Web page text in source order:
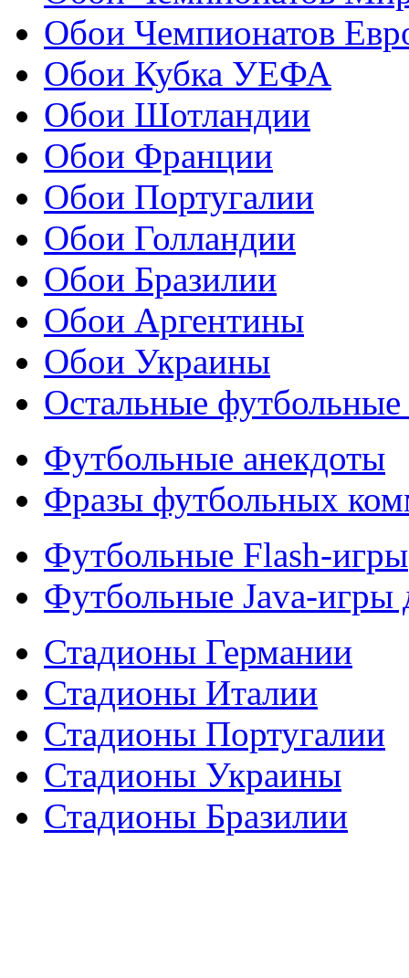
Обои Чемпионатов
Обои Кубка УЕФА
Обои Шотландии
Обои Франции
Обои Португалии
Обои Голландии
Обои Бразилии
Обои Аргентины
Обои Украины
Остальные
Футбольные анекдоты
Фразы футбольных
Футбольные Flash-игры
Футбольные Java-игры
Стадионы Германии
Стадионы Италии
Стадионы Португалии
Стадионы Украины
Стадионы Бразилии